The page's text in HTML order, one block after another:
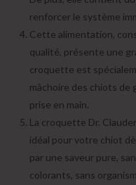
renforcer le système
Cette alimentation,
qualité, présente une
croquette est
mâchoire des chiots de
prise en main.
La croquette Dr.
idéal pour votre chiot
par une saveur pure,
colorants, sans